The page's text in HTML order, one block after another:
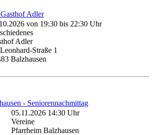
Adler
von 19:30 bis 22:30 Uhr
Adler
Straße 1
Balzhausen
- Seniorennachmittag
05.11.2026 14:30 Uhr
Vereine
Pfarrheim Balzhausen